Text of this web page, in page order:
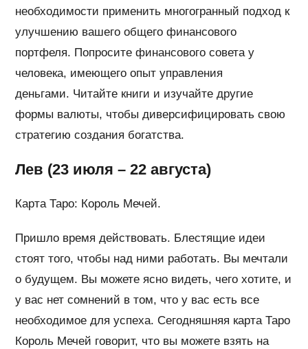
необходимости применить многогранный подход к
улучшению вашего общего финансового
портфеля. Попросите финансового совета у
человека, имеющего опыт управления
деньгами. Читайте книги и изучайте другие
формы валюты, чтобы диверсифицировать свою
стратегию создания богатства.
Лев (23 июля – 22 августа)
Карта Таро: Король Мечей.
Пришло время действовать. Блестящие идеи
стоят того, чтобы над ними работать. Вы мечтали
о будущем. Вы можете ясно видеть, чего хотите, и
у вас нет сомнений в том, что у вас есть все
необходимое для успеха. Сегодняшняя карта Таро
Король Мечей говорит, что вы можете взять на